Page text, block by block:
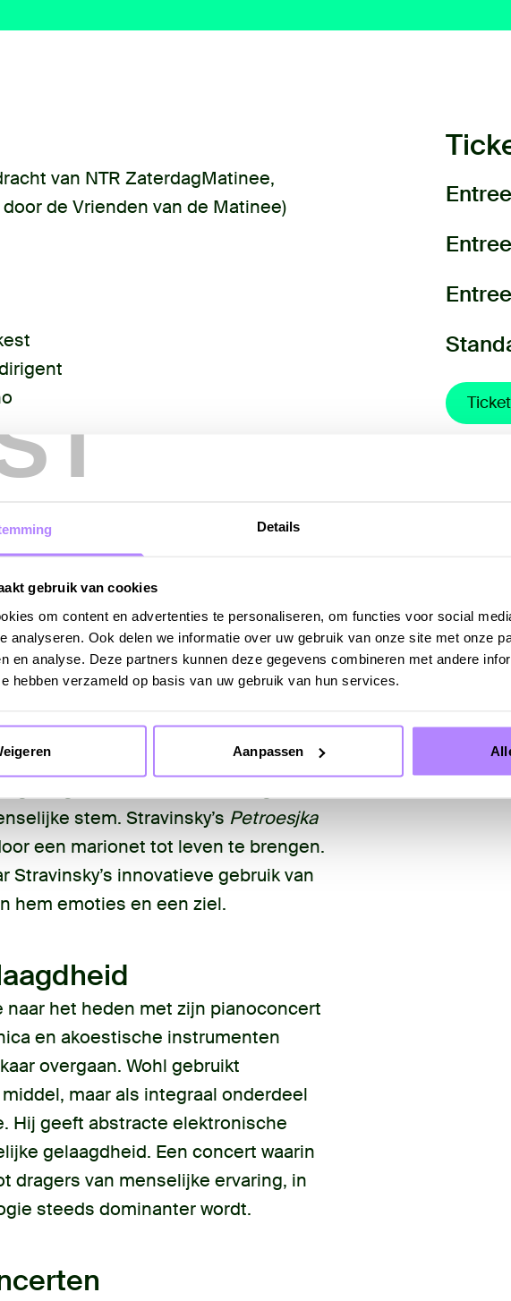
Details
gebruik van cookies
om content en advertenties te personaliseren, om functies voor social
analyseren. Ook delen we informatie over uw gebruik van onze site met onze
en analyse. Deze partners kunnen deze gegevens combineren met andere
hebben verzameld op basis van uw gebruik van hun services.
Aanpassen
van NTR ZaterdagMatinee,
de Vrienden van de Matinee)
de ziel van
spanning tussen mens en
rol speelt in dit concert met werken
en Daniel Wohl.Icarus,
pianoconcert tonen elk op hun eigen
mechanische concepten kunnen
en menselijkheid. In Auerbachs
mens die de natuur wil overstijgen
gevolgen. Auerbachs muziek geeft
stem. Stravinsky’s Petroesjka
een marionet tot leven te brengen.
Stravinsky’s innovatieve gebruik van
hem emoties en een ziel.
naar het heden met zijn pianoconcert
en akoestische instrumenten
overgaan. Wohl gebruikt
maar als integraal onderdeel
Hij geeft abstracte elektronische
gelaagdheid. Een concert waarin
dragers van menselijke ervaring, in
steeds dominanter wordt.